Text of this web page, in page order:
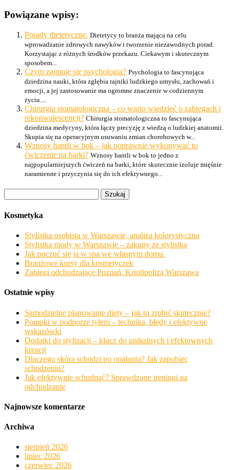
Powiązane wpisy:
Porady dietetyczne. Dietetycy to branża mająca na celu
wprowadzanie zdrowych nawyków i tworzenie niezawodnych porad.
Korzystając z różnych środków przekazu. Ciekawym i skutecznym
sposobem...
Czym zajmuje się psychologia? Psychologia to fascynująca
dziedzina nauki, która zgłębia tajniki ludzkiego umysłu, zachowań i
emocji, a jej zastosowanie ma ogromne znaczenie w codziennym
życiu....
Chirurgia stomatologiczna – co warto wiedzieć o zabiegach i
rekonwalescencji? Chirurgia stomatologiczna to fascynująca
dziedzina medycyny, która łączy precyzję z wiedzą o ludzkiej anatomii.
Skupia się na operacyjnym usuwaniu zmian chorobowych w...
Wznosy hantli w bok – jak poprawnie wykonywać to
ćwiczenie na barki? Wznosy hantli w bok to jedno z
najpopularniejszych ćwiczeń na barki, które skutecznie izoluje mięśnie
naramienne i przyczynia się do ich efektywnego...
Kosmetyka
Stylistka osobista w Warszawie, analiza kolorystyczna
Stylistka mody w Warszawie – zakupy ze stylistką
Jak poczuć się ja w spa we własnym domu.
Branżowe kursy dla kosmetyczek
Zabiegi odchudzające Poznań. Kriolipoliza Warszawa
Ostatnie wpisy
Samodzielne planowanie diety – jak to zrobić skutecznie?
Pompki w podporze tyłem – technika, błędy i efektywne
wskazówki
Dodatki do stylizacji – klucz do unikalnych i efektownych
kreacji
Dlaczego skóra schodzi po opalaniu? Jak zapobiec
schodzeniu?
Jak efektywnie schudnąć? Sprawdzone treningi na
odchudzanie
Najnowsze komentarze
Archiwa
sierpień 2026
lipiec 2026
czerwiec 2026